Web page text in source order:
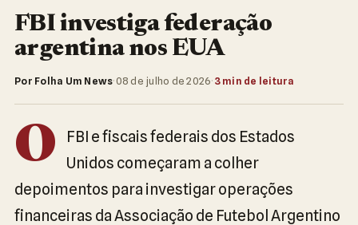
FBI investiga federação
argentina nos EUA
Por Folha Um News·08 de julho de 2026· 3 min de leitura
O
FBI e fiscais federais dos Estados
Unidos começaram a colher
depoimentos para investigar operações
financeiras da Associação de Futebol Argentino